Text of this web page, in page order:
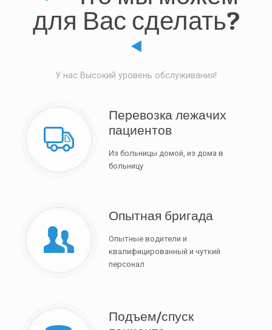
для Вас сделать?
У нас Высокий уровень обслуживания!
Перевозка лежачих
пациентов
Из больницы домой, из дома в
больницу
Опытная бригада
Опытные водители и
квалифицированный и чуткий
персонал
Подъем/спуск